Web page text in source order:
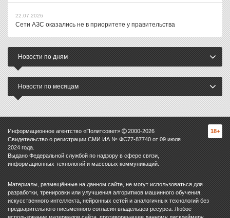
22.07.2026
Сети АЗС оказались не в приоритете у правительства
Новости по дням
Новости по месяцам
Информационное агентство «Политсовет» 2000-2026
Свидетельство о регистрации СМИ ИА № ФС77-87740 от 09 июля
2024 года.
Выдано Федеральной службой по надзору в сфере связи,
информационных технологий и массовых коммуникаций.
18+
Материалы, размещённые на данном сайте, не могут использоваться для
разработки, тренировки или улучшения алгоритмов машинного обучения,
искусственного интеллекта, нейронных сетей и аналогичных технологий без
предварительного письменного согласия владельцев ресурса. Любое